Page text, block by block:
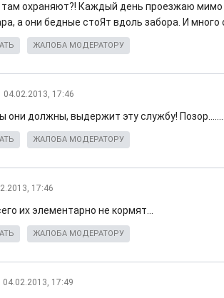
там охраняют?! Каждый день проезжаю
а они бедные стоЯт вдоль забора. И
ЖАЛОБА МОДЕРАТОРУ
04.02.2013, 17:46
они должны, выдержит эту службу!
ЖАЛОБА МОДЕРАТОРУ
17:46
их элементарно не кормят...
ЖАЛОБА МОДЕРАТОРУ
04.02.2013, 17:49